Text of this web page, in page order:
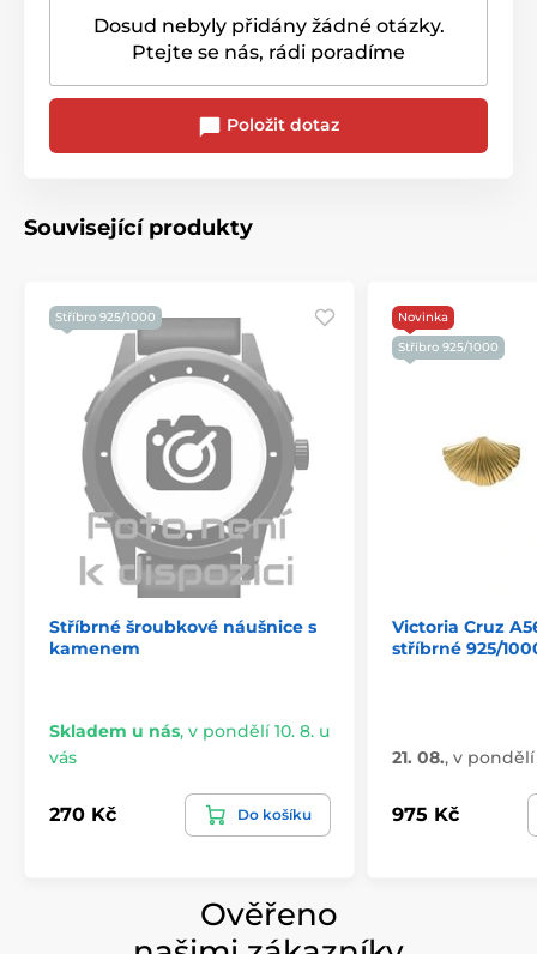
Dosud nebyly přidány žádné otázky.
Ptejte se nás, rádi poradíme
Položit dotaz
Související produkty
Stříbro 925/1000
Stříbrné šroubkové náušnice s
kamenem
Skladem u nás, v pondělí 10. 8. u
vás
270 Kč Do košíku
Novinka
Stříbro 925/1000
Victoria Cruz
stříbrné 925/
21. 08., v pondělí
975 Kč
Ověřeno